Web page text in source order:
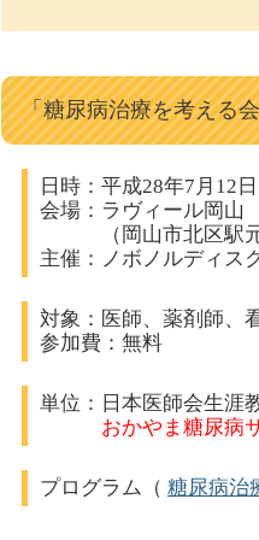
「糖尿病治療を考える
日時：平成28年7月12
会場：ラヴィール岡
（岡山市北区駅元
主催：ノボノルディス
対象：医師、薬剤師、
参加費：無料
単位：日本医師会生涯
おかやま糖尿病サ
プログラム（ 糖尿病治